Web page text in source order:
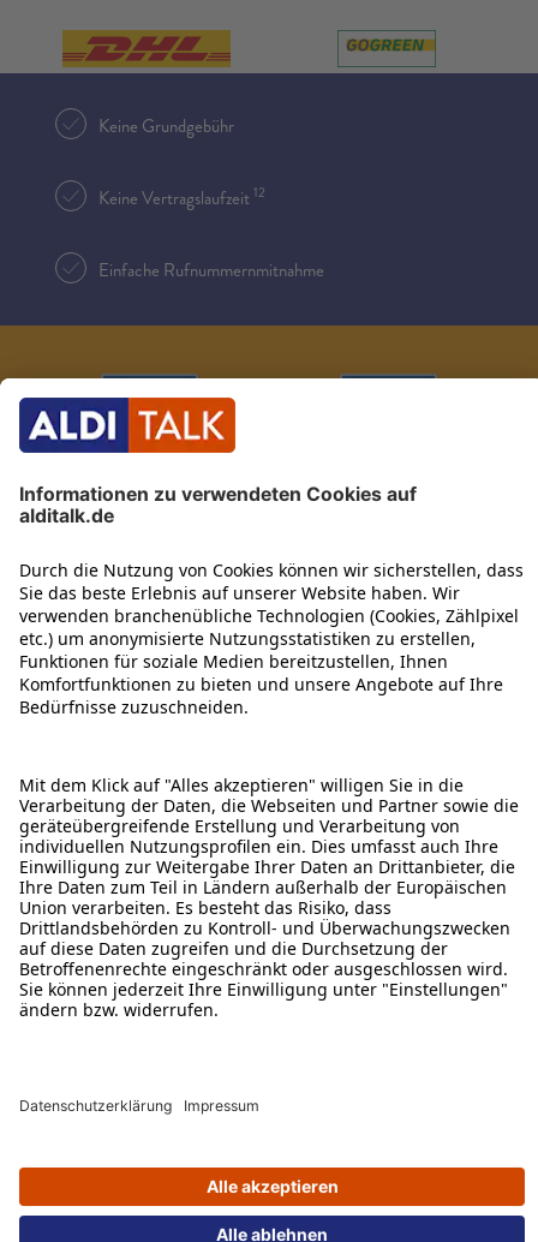
Keine Grundgebühr
Keine Vertragslaufzeit12
Einfache Rufnummernmitnahme
ÜBER DIESE SEITE
ALDI TALK WEBSHOP
ALDI TALK MOBILFUNK
HILFE-THEMEN
ALDI SERVICES